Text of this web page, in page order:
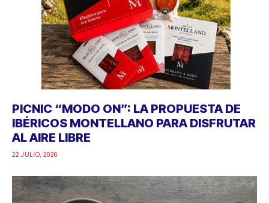
PICNIC “MODO ON”: LA PROPUESTA DE
IBÉRICOS MONTELLANO PARA DISFRUTAR
AL AIRE LIBRE
22 JULIO, 2026